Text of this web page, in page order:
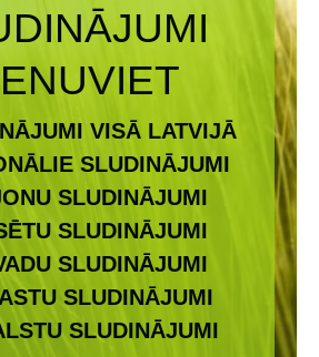
VISĀ LATVIJĀ
SLUDINĀJUMI
SLUDINĀJUMI
SLUDINĀJUMI
SLUDINĀJUMI
SLUDINĀJUMI
SLUDINĀJUMI